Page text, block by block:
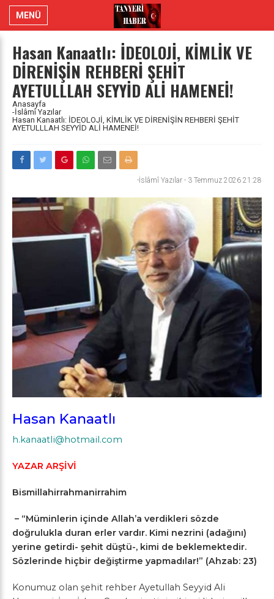
MENÜ
Hasan Kanaatlı: İDEOLOJİ, KİMLİK VE
DİRENİŞİN REHBERİ ŞEHİT
AYETULLLAH SEYYİD ALİ HAMENEİ!
Anasayfa
-İslâmî Yazılar
Hasan Kanaatlı: İDEOLOJİ, KİMLİK VE DİRENİŞİN REHBERİ ŞEHİT
AYETULLLAH SEYYİD ALİ HAMENEİ!
-İslâmî Yazılar - 3 Temmuz 2026 21:28
Hasan Kanaatlı
h.kanaatli@hotmail.com
YAZAR ARŞİVİ
Bismillahirrahmanirrahim
– “Müminlerin içinde Allah’a verdikleri sözde
doğrulukla duran erler vardır. Kimi nezrini (adağını)
yerine getirdi- şehit düştü-, kimi de beklemektedir.
Sözlerinde hiçbir değiştirme yapmadılar!” (Ahzab: 23)
Konumuz olan şehit rehber Ayetullah Seyyid Ali